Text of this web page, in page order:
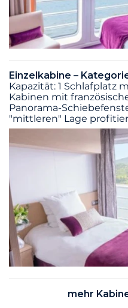
Einzelkabine –
Kapazität: 1 Schlafplatz
Kabinen mit
Panorama-
"mittleren" Lage
mehr